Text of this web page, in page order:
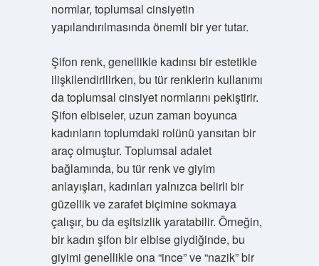
normlar, toplumsal cinsiyetin
yapılandırılmasında önemli bir yer tutar.
Şifon renk, genellikle kadınsı bir estetikle
ilişkilendirilirken, bu tür renklerin kullanımı
da toplumsal cinsiyet normlarını pekiştirir.
Şifon elbiseler, uzun zaman boyunca
kadınların toplumdaki rolünü yansıtan bir
araç olmuştur. Toplumsal adalet
bağlamında, bu tür renk ve giyim
anlayışları, kadınları yalnızca belirli bir
güzellik ve zarafet biçimine sokmaya
çalışır, bu da eşitsizlik yaratabilir. Örneğin,
bir kadın şifon bir elbise giydiğinde, bu
giyimi genellikle ona “ince” ve “nazik” bir